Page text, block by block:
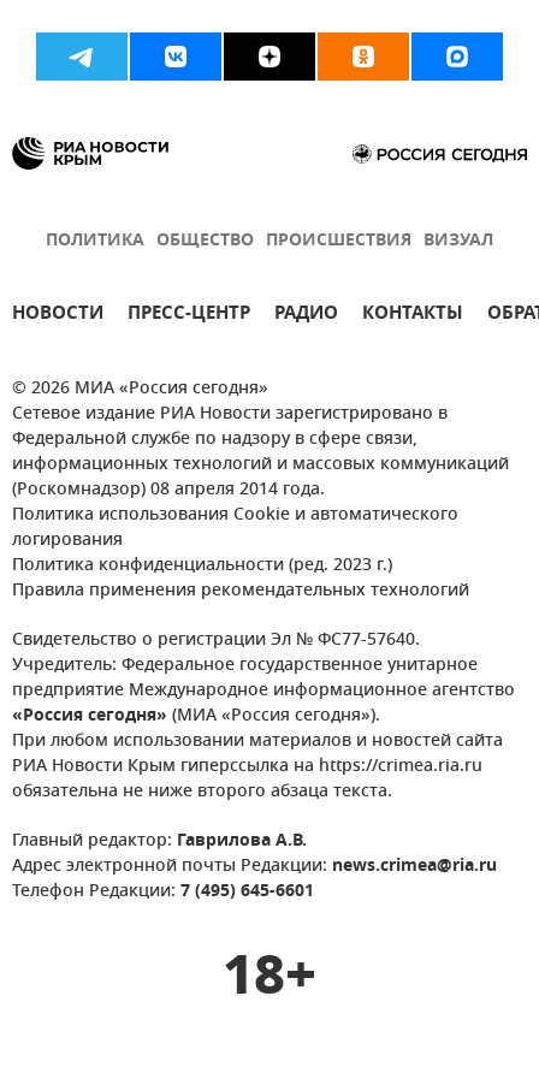
ПОЛИТИКА ОБЩЕСТВО ПРОИСШЕСТВИЯ ВИЗУАЛ
НОВОСТИ ПРЕСС-ЦЕНТР РАДИО КОНТАКТЫ
© 2026 МИА «Россия сегодня»
Сетевое издание РИА Новости зарегистрировано в
Федеральной службе по надзору в сфере связи,
информационных технологий и массовых коммуникаций
(Роскомнадзор) 08 апреля 2014 года.
Политика использования Cookie и автоматического
логирования
Политика конфиденциальности (ред. 2023 г.)
Правила применения рекомендательных технологий
Свидетельство о регистрации Эл № ФС77-57640.
Учредитель: Федеральное государственное унитарное
предприятие Международное информационное агентство
«Россия сегодня» (МИА «Россия сегодня»).
При любом использовании материалов и новостей сайта
РИА Новости Крым гиперссылка на https://crimea.ria.ru
обязательна не ниже второго абзаца текста.
Главный редактор: Гаврилова А.В.
Адрес электронной почты Редакции: news.crimea@ria.ru
Телефон Редакции: 7 (495) 645-6601
18+